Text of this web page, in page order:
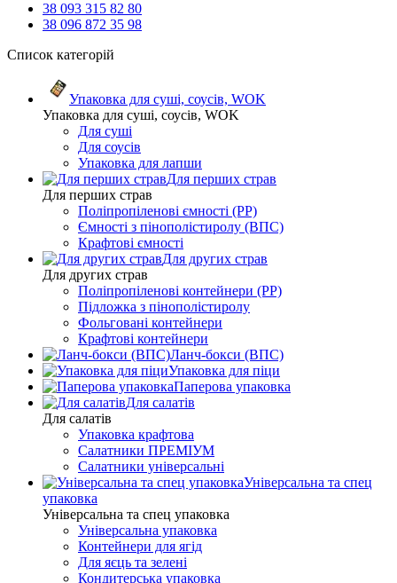
38 093 315 82 80
38 096 872 35 98
Список категорій
Упаковка для суші, соусів, WOK
Упаковка для суші, соусів, WOK
Для суші
Для соусів
Упаковка для лапши
Для перших страв
Для перших страв
Поліпропіленові ємності (PP)
Ємності з пінополістиролу (ВПС)
Крафтові ємності
Для других страв
Для других страв
Поліпропіленові контейнери (PP)
Підложка з пінополістиролу
Фольговані контейнери
Крафтові контейнери
Ланч-бокси (ВПС)
Упаковка для піци
Паперова упаковка
Для салатів
Для салатів
Упаковка крафтова
Салатники ПРЕМІУМ
Салатники універсальні
Універсальна та спец
упаковка
Універсальна та спец упаковка
Універсальна упаковка
Контейнери для ягід
Для яєць та зелені
Кондитерська упаковка